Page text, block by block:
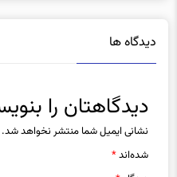
نشانی ایمیل شما منتشر نخواهد شد.
شده‌اند*
دیدگاه*